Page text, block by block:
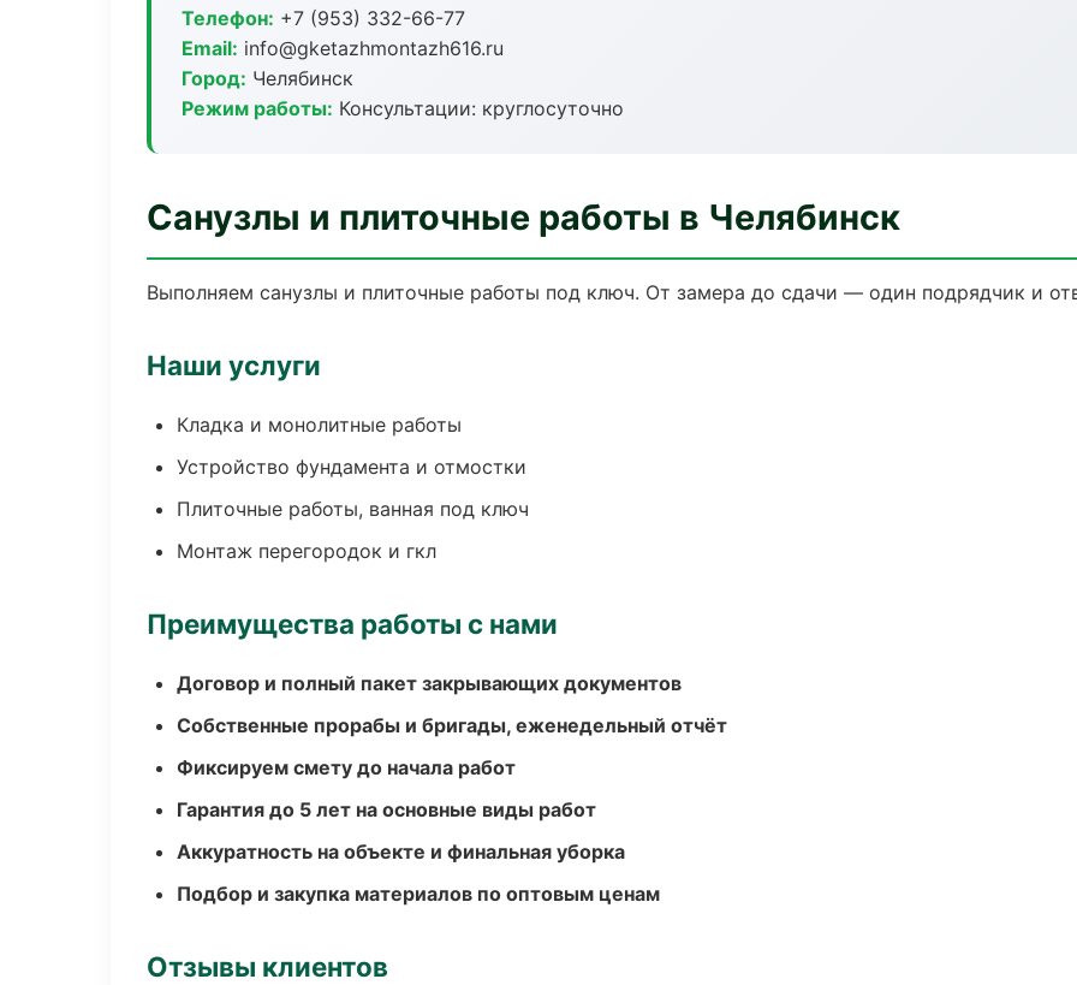
Телефон: +7 (953) 332-66-77
Email: info@gketazhmontazh616.ru
Город: Челябинск
Режим работы: Консультации: круглосуточно
Санузлы и плиточные работы в Челябинск
Выполняем санузлы и плиточные работы под ключ. От замера до сдачи — один подрядчик и
Наши услуги
Кладка и монолитные работы
Устройство фундамента и отмостки
Плиточные работы, ванная под ключ
Монтаж перегородок и гкл
Преимущества работы с нами
Договор и полный пакет закрывающих документов
Собственные прорабы и бригады, еженедельный отчёт
Фиксируем смету до начала работ
Гарантия до 5 лет на основные виды работ
Аккуратность на объекте и финальная уборка
Подбор и закупка материалов по оптовым ценам
Отзывы клиентов